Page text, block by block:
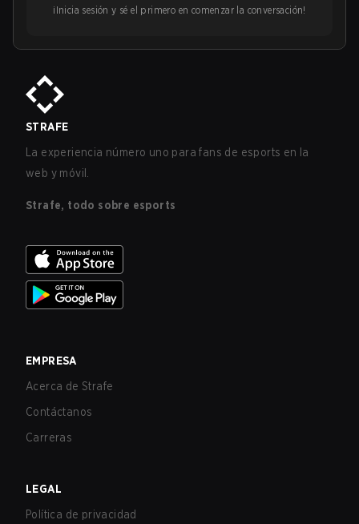
¡Inicia sesión y sé el primero en comenzar la conversación!
STRAFE
La experiencia número uno para fans de esports en la
web y móvil.
Strafe, todo sobre esports
EMPRESA
Acerca de Strafe
Contáctanos
Carreras
LEGAL
Política de privacidad